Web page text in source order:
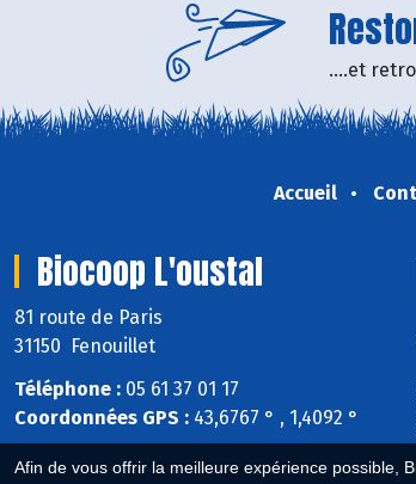
Afin de vous offrir la meilleure expérience possible,
....et
Accueil
Biocoop L'oustal
81 route de Paris
31150 Fenouillet
Téléphone : 05 61 37 01 17
Coordonnées GPS : 43,6767 ° , 1,4092 °